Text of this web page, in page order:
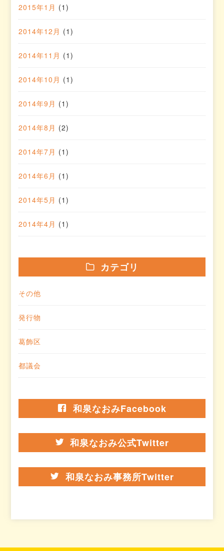
2015年1月 (1)
2014年12月 (1)
2014年11月 (1)
2014年10月 (1)
2014年9月 (1)
2014年8月 (2)
2014年7月 (1)
2014年6月 (1)
2014年5月 (1)
2014年4月 (1)
カテゴリ
その他
発行物
葛飾区
都議会
和泉なおみFacebook
和泉なおみ公式Twitter
和泉なおみ事務所Twitter